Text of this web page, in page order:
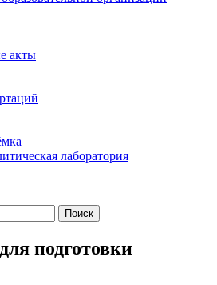
акты
лаборатория
подготовки